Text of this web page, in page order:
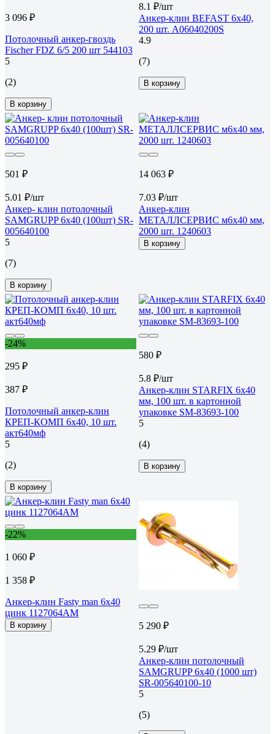
3 096 ₽
Потолочный анкер-гвоздь
Fischer FDZ 6/5 200 шт 544103
5
(2)
В корзину
8.1 ₽/шт
Анкер-клин BEFAST 6x40,
200 шт. А06040200S
4.9
(7)
В корзину
501 ₽
5.01 ₽/шт
Анкер- клин потолочный
SAMGRUPP 6х40 (100шт) SR-
005640100
5
(7)
В корзину
14 063 ₽
7.03 ₽/шт
Анкер-клин
МЕТАЛЛСЕРВИС м6x40 мм,
2000 шт. 1240603
В корзину
-24%
295 ₽
387 ₽
Потолочный анкер-клин
КРЕП-КОМП 6х40, 10 шт.
акт640мф
5
(2)
В корзину
580 ₽
5.8 ₽/шт
Анкер-клин STARFIX 6x40
мм, 100 шт. в картонной
упаковке SM-83693-100
5
(4)
В корзину
-22%
1 060 ₽
1 358 ₽
Анкер-клин Fasty man 6x40
цинк 1127064AM
В корзину 5 290 ₽
5.29 ₽/шт
Анкер-клин потолочный
SAMGRUPP 6х40 (1000 шт)
SR-005640100-10
5
(5)